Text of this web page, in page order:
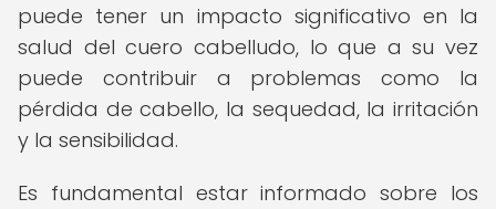
puede tener un impacto significativo en la
salud del cuero cabelludo, lo que a su vez
puede contribuir a problemas como la
pérdida de cabello, la sequedad, la irritación
y la sensibilidad.
Es fundamental estar informado sobre los